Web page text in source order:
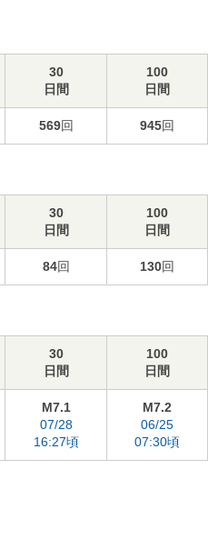
30
日間
100
日間
569回 945回
30
日間
100
日間
84回 130回
30
日間
100
日間
M7.1
07/28
16:27頃
M7.2
06/25
07:30頃